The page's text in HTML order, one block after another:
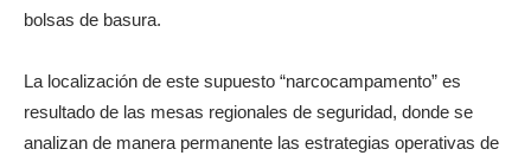
bolsas de basura.
La localización de este supuesto “narcocampamento” es
resultado de las mesas regionales de seguridad, donde se
analizan de manera permanente las estrategias operativas de